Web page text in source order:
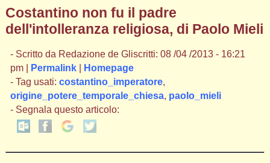
Costantino non fu il padre
dell'intolleranza religiosa, di Paolo Mieli
- Scritto da Redazione de Gliscritti: 08 /04 /2013 - 16:21
pm |
Permalink|
Homepage
- Tag usati: costantino_imperatore,
origine_potere_temporale_chiesa, paolo_mieli
- Segnala questo articolo: